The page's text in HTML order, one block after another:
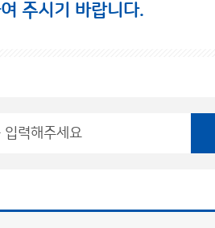
주시기 바랍니다.